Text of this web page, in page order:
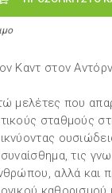
Καντ στον
μελέτες που
σταθμούς
τις
αλλά και